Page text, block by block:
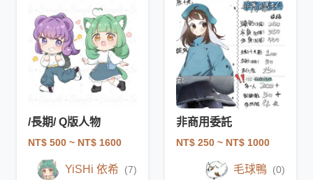
/長期/ Q版人物
NT$ 500 ~ NT$ 1600
YiSHi 依希 (7)
非商用委託
NT$ 250 ~ NT$ 1000
毛球鴨 (0)